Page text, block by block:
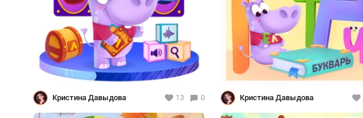
Кристина Давыдова 13 0 Кристина Давыдова